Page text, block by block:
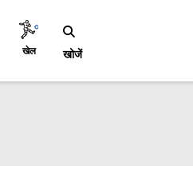
खेल खोजें